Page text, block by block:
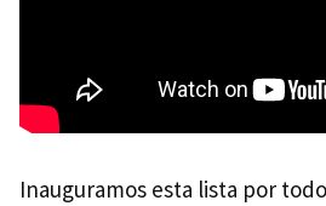
Inauguramos esta lista por